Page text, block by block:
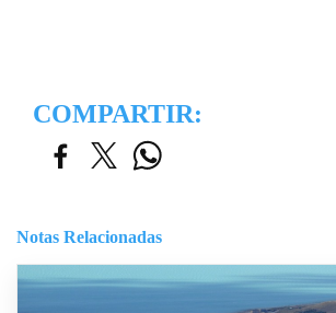
COMPARTIR:
Notas Relacionadas